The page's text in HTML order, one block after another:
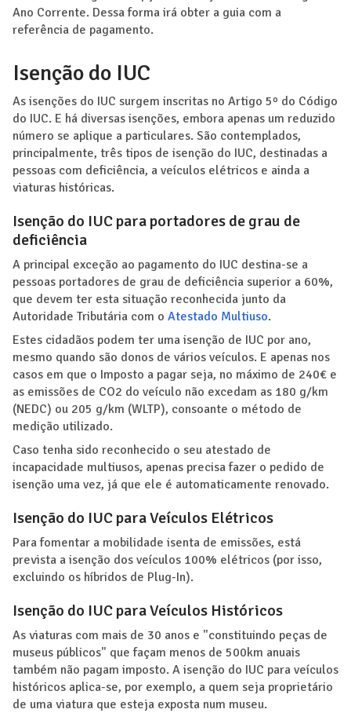
Ano Corrente. Dessa forma irá obter a guia com a
referência de pagamento.
Isenção do IUC
As isenções do IUC surgem inscritas no Artigo 5º do Código
do IUC. E há diversas isenções, embora apenas um reduzido
número se aplique a particulares. São contemplados,
principalmente, três tipos de isenção do IUC, destinadas a
pessoas com deficiência, a veículos elétricos e ainda a
viaturas históricas.
Isenção do IUC para portadores de grau de
deficiência
A principal exceção ao pagamento do IUC destina-se a
pessoas portadores de grau de deficiência superior a 60%,
que devem ter esta situação reconhecida junto da
Autoridade Tributária com o Atestado Multiuso.
Estes cidadãos podem ter uma isenção de IUC por ano,
mesmo quando são donos de vários veículos. E apenas nos
casos em que o Imposto a pagar seja, no máximo de 240€ e
as emissões de CO2 do veículo não excedam as 180 g/km
(NEDC) ou 205 g/km (WLTP), consoante o método de
medição utilizado.
Caso tenha sido reconhecido o seu atestado de
incapacidade multiusos, apenas precisa fazer o pedido de
isenção uma vez, já que ele é automaticamente renovado.
Isenção do IUC para Veículos Elétricos
Para fomentar a mobilidade isenta de emissões, está
prevista a isenção dos veículos 100% elétricos (por isso,
excluindo os híbridos de Plug-In).
Isenção do IUC para Veículos Históricos
As viaturas com mais de 30 anos e "constituindo peças de
museus públicos" que façam menos de 500km anuais
também não pagam imposto. A isenção do IUC para veículos
históricos aplica-se, por exemplo, a quem seja proprietário
de uma viatura que esteja exposta num museu.